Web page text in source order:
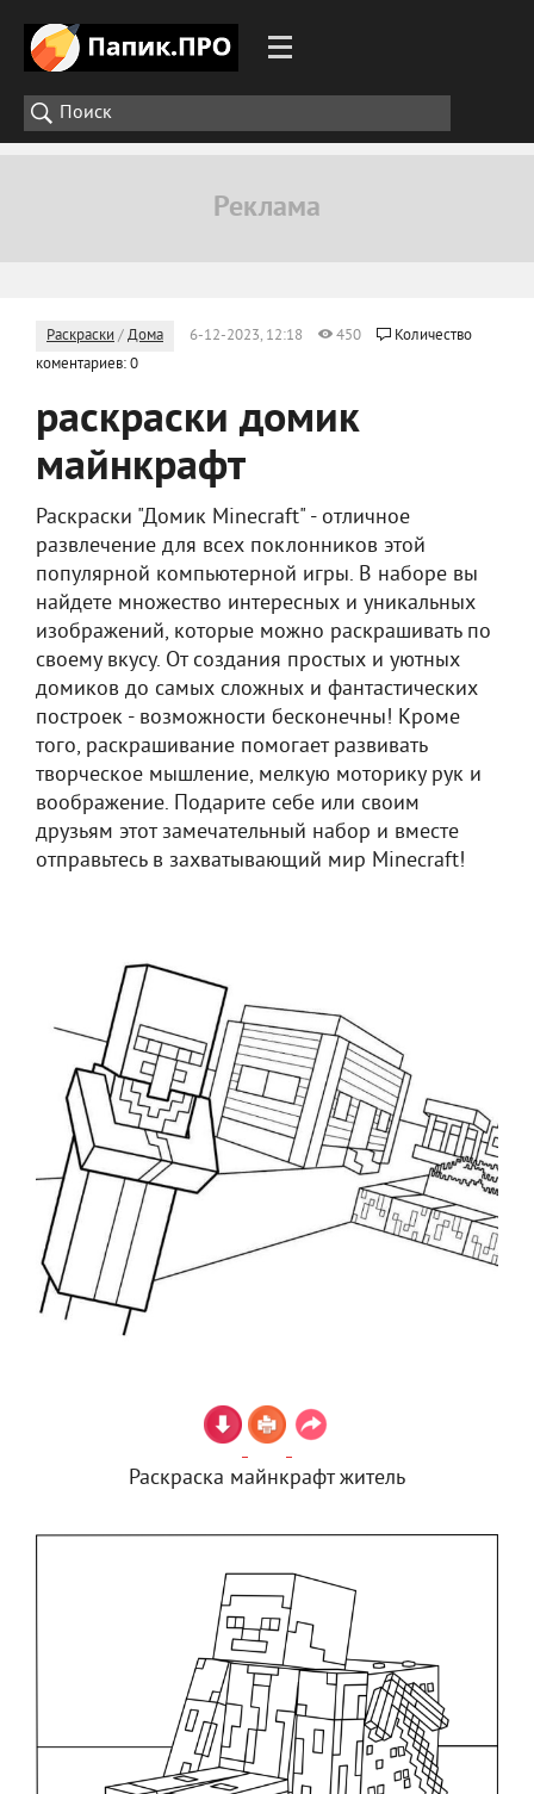
Раскраски /Дома 6-12-2023, 12:18 450
Количество
коментариев: 0
раскраски домик
майнкрафт
Раскраски "Домик Minecraft" - отличное
развлечение для всех поклонников этой
популярной компьютерной игры. В наборе вы
найдете множество интересных и уникальных
изображений, которые можно раскрашивать по
своему вкусу. От создания простых и уютных
домиков до самых сложных и фантастических
построек - возможности бесконечны! Кроме
того, раскрашивание помогает развивать
творческое мышление, мелкую моторику рук и
воображение. Подарите себе или своим
друзьям этот замечательный набор и вместе
отправьтесь в захватывающий мир Minecraft!
Раскраска майнкрафт житель